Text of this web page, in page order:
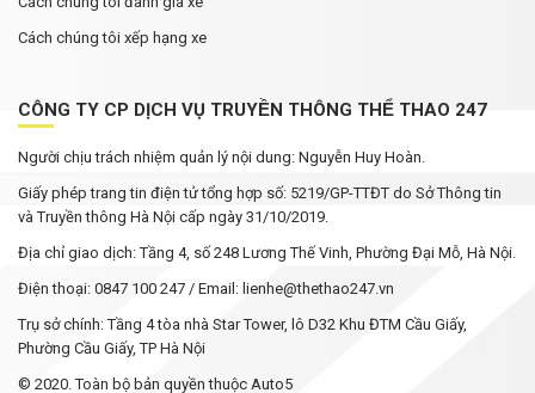
Cách chúng tôi xếp hạng xe
CÔNG TY CP DỊCH VỤ TRUYỀN THÔNG THỂ THAO 247
Người chịu trách nhiệm quản lý nội dung: Nguyễn Huy Hoàn.
Giấy phép trang tin điện tử tổng hợp số: 5219/GP-TTĐT do Sở Thông tin
và Truyền thông Hà Nội cấp ngày 31/10/2019.
Địa chỉ giao dịch: Tầng 4, số 248 Lương Thế Vinh, Phường Đại Mỗ, Hà Nội.
Điện thoại: 0847 100 247 / Email: lienhe@thethao247.vn
Trụ sở chính: Tầng 4 tòa nhà Star Tower, lô D32 Khu ĐTM Cầu Giấy,
Phường Cầu Giấy, TP Hà Nội
© 2020. Toàn bộ bản quyền thuộc Auto5